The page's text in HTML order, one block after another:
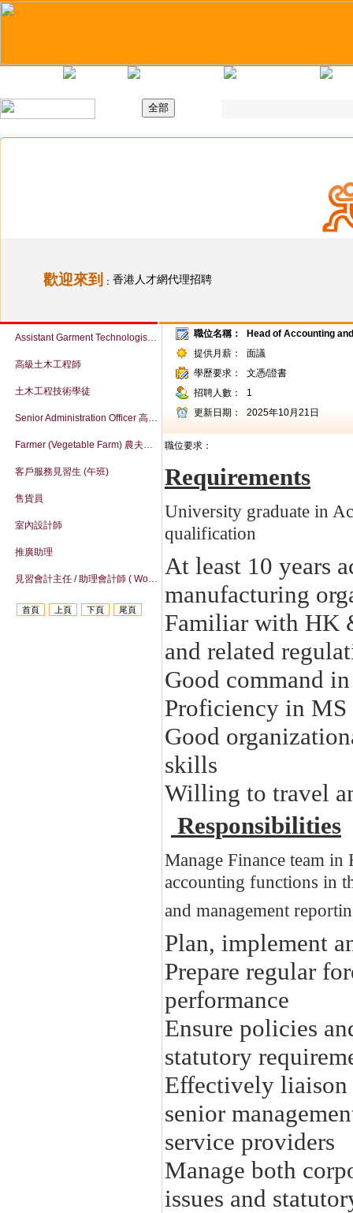
歡迎來到 ： 香港人才網代理招聘
Assistant Garment Technologist (Woven / Knit) (Ref # 063941)
高級土木工程師
土木工程技術學徒
Senior Administration Officer 高級行政主任
Farmer (Vegetable Farm) 農夫（菜組）
客戶服務見習生 (午班)
售貨員
室內設計師
推廣助理
見習會計主任 / 助理會計師 ( Work-life balance )
首頁 上頁 下頁 尾頁
職位名稱：
Head of Accounting
提供月薪：
面議
學歷要求：
文憑/證書
招聘人數：
1
更新日期：
2025年10月21日
職位要求：
Requirements
University graduate in
qualification
At least 10 years
manufacturing
Familiar with HK
and related
Good command
Proficiency in
Good
skills
Willing to travel
Responsibilities
Manage Finance team
accounting functions in
and management
Plan, implement
Prepare regular
performance
Ensure policies
statutory
Effectively
senior
service providers
Manage both
issues and